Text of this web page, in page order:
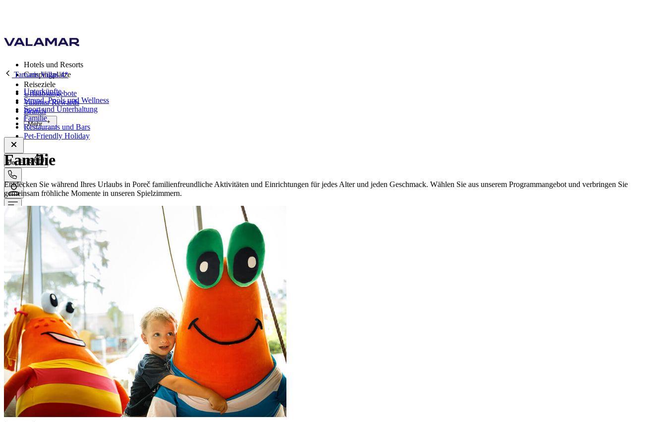
Hotels und Resorts
Campingplätze
Reiseziele
Urlaubsangebote
Valamar Rewards
Brands
Mehr
de, EUR
Tamaris Villas 4*
Unterkünfte
Strand, Pools und Wellness
Sport und Unterhaltung
Familie
Restaurants und Bars
Pet-Friendly Holiday
Familie
Entdecken Sie während Ihres Urlaubs in Poreč familienfreundliche Aktivitäten und Einrichtungen für jedes Alter und jeden Geschmack. Wählen Sie aus unserem Programmangebot und verbringen Sie
gemeinsam fröhliche Momente in unseren Spielzimmern.